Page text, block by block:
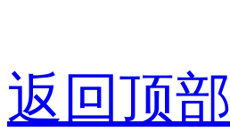
返回顶部